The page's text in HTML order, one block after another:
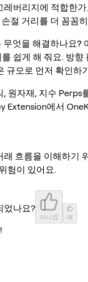
레버리지에 적합한
절 거리를 더 꼼꼼
무엇을 해결하나요?
쉽게 해 줘요. 방
규모로 먼저 확인하
, 원자재, 지수
Extension에서
래 흐름을 이해하기
험이 있어요.
었나요?
아니요 예